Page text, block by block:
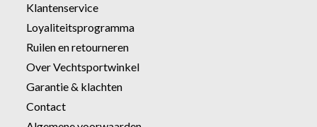
Klantenservice
Loyaliteitsprogramma
Ruilen en retourneren
Over Vechtsportwinkel
Garantie & klachten
Contact